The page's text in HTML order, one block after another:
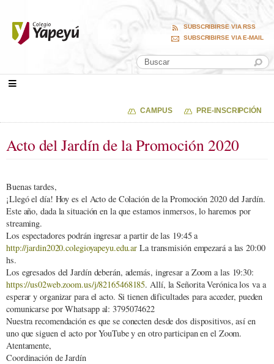
SUBSCRIBIRSE VIA RSS
SUBSCRIBIRSE VIA E-MAIL
CAMPUS PRE-INSCRIPCIÓN
Acto del Jardín de la Promoción 2020
Buenas tardes,
¡Llegó el día! Hoy es el Acto de Colación de la Promoción 2020 del Jardín.
Este año, dada la situación en la que estamos inmersos, lo haremos por
streaming.
Los espectadores podrán ingresar a partir de las 19:45 a
http://jardin2020.colegioyapeyu.edu.ar La transmisión empezará a las 20:00
hs.
Los egresados del Jardín deberán, además, ingresar a Zoom a las 19:30:
https://us02web.zoom.us/j/82165468185. Allí, la Señorita Verónica los va a
esperar y organizar para el acto. Si tienen dificultades para acceder, pueden
comunicarse por Whatsapp al: 3795074622
Nuestra recomendación es que se conecten desde dos dispositivos, así en
uno que siguen el acto por YouTube y en otro participan en el Zoom.
Atentamente,
Coordinación de Jardín